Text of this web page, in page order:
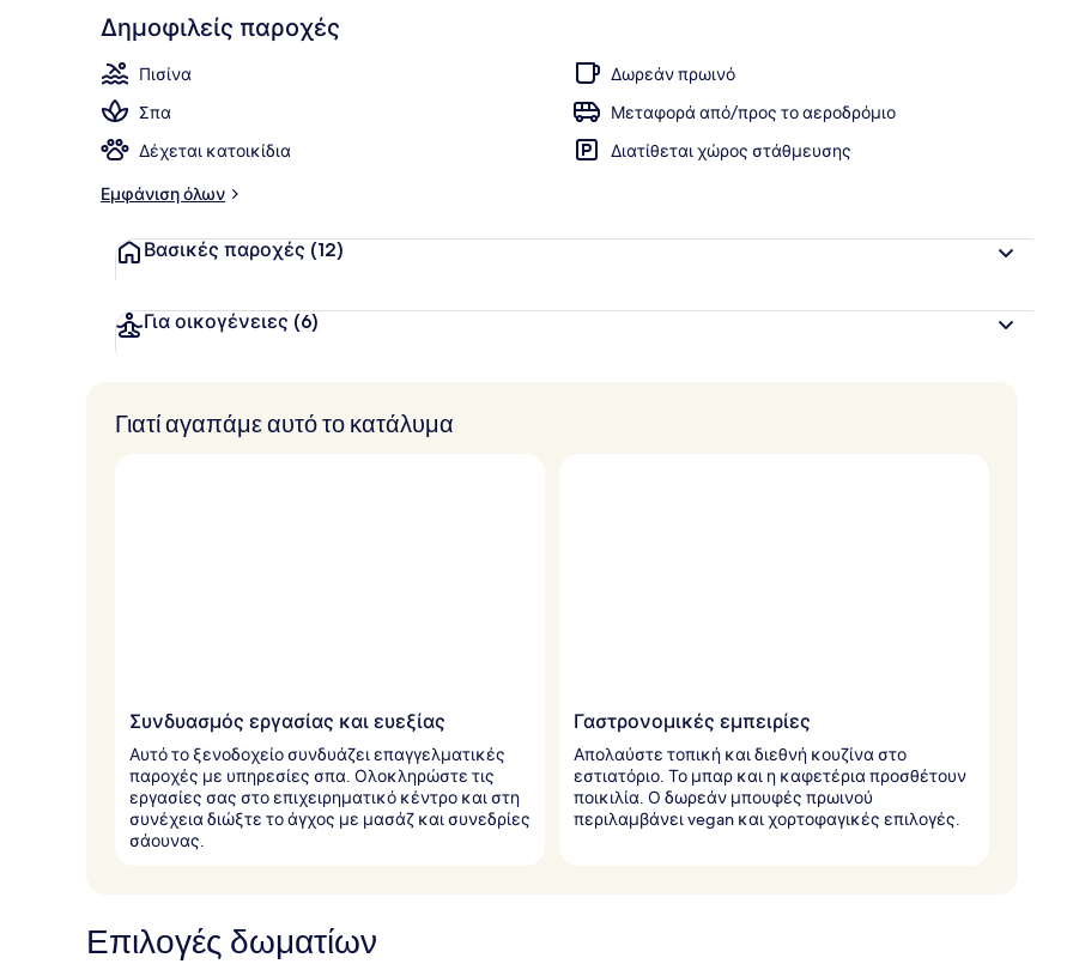
τα
των
πελατών
ο
ε
ς
Δημοφιλείς παροχές
Πισίνα
Δωρεάν πρωινό
Σπα
Μεταφορά από/προς το αεροδρόμιο
Δέχεται κατοικίδια
Διατίθεται χώρος στάθμευσης
Εμφάνιση όλων
Βασικές παροχές (12)
Για οικογένειες (6)
Γιατί αγαπάμε αυτό το κατάλυμα
Συνδυασμός εργασίας και ευεξίας
Αυτό το ξενοδοχείο συνδυάζει επαγγελματικές
παροχές με υπηρεσίες σπα. Ολοκληρώστε τις
εργασίες σας στο επιχειρηματικό κέντρο και στη
συνέχεια διώξτε το άγχος με μασάζ και συνεδρίες
σάουνας.
Γαστρονομικές εμπειρίες
Απολαύστε τοπική και διεθνή κουζίνα στο
εστιατόριο. Το μπαρ και η καφετέρια προσθέτουν
ποικιλία. Ο δωρεάν μπουφές πρωινού
περιλαμβάνει vegan και χορτοφαγικές επιλογές.
Επιλογές δωματίων